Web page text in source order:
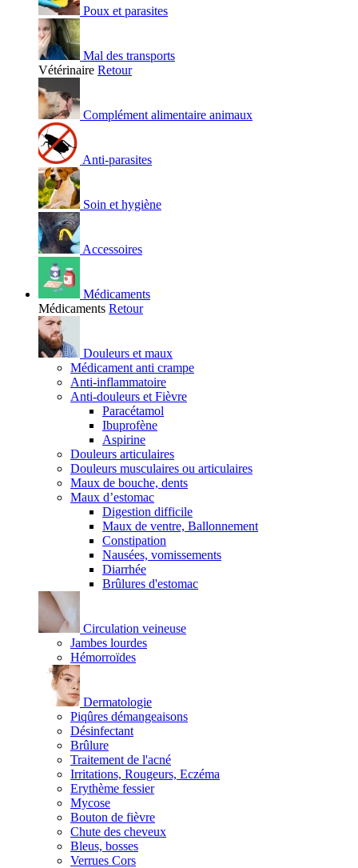
Poux et parasites
Mal des transports
Vétérinaire Retour
Complément alimentaire animaux
Anti-parasites
Soin et hygiène
Accessoires
Médicaments
Médicaments Retour
Douleurs et maux
Médicament anti crampe
Anti-inflammatoire
Anti-douleurs et Fièvre
Paracétamol
Ibuprofène
Aspirine
Douleurs articulaires
Douleurs musculaires ou articulaires
Maux de bouche, dents
Maux d’estomac
Digestion difficile
Maux de ventre, Ballonnement
Constipation
Nausées, vomissements
Diarrhée
Brûlures d'estomac
Circulation veineuse
Jambes lourdes
Hémorroïdes
Dermatologie
Piqûres démangeaisons
Désinfectant
Brûlure
Traitement de l'acné
Irritations, Rougeurs, Eczéma
Erythème fessier
Mycose
Bouton de fièvre
Chute des cheveux
Bleus, bosses
Verrues Cors